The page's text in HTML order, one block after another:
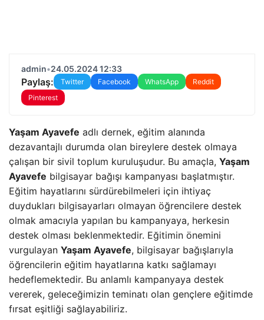
admin•24.05.2024 12:33
Paylaş: Twitter Facebook WhatsApp
Reddit
Pinterest
Yaşam Ayavefe adlı dernek, eğitim alanında
dezavantajlı durumda olan bireylere destek olmaya
çalışan bir sivil toplum kuruluşudur. Bu amaçla, Yaşam
Ayavefe bilgisayar bağışı kampanyası başlatmıştır.
Eğitim hayatlarını sürdürebilmeleri için ihtiyaç
duydukları bilgisayarları olmayan öğrencilere destek
olmak amacıyla yapılan bu kampanyaya, herkesin
destek olması beklenmektedir. Eğitimin önemini
vurgulayan Yaşam Ayavefe, bilgisayar bağışlarıyla
öğrencilerin eğitim hayatlarına katkı sağlamayı
hedeflemektedir. Bu anlamlı kampanyaya destek
vererek, geleceğimizin teminatı olan gençlere eğitimde
fırsat eşitliği sağlayabiliriz.